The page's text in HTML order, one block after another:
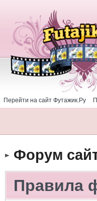
Перейти на сайт Футажик.Ру
Форум
Правила